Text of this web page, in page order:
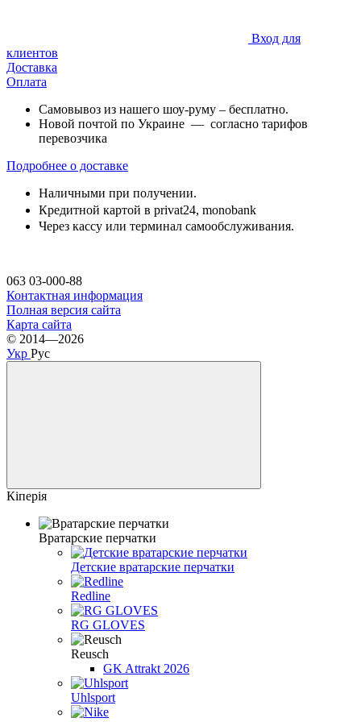
Вход для
клиентов
Доставка
Оплата
Самовывоз из нашего шоу-руму – бесплатно.
Новой почтой по Украине — согласно тарифов
перевозчика
Подробнее о доставке
Наличными при получении.
Кредитной картой в privat24, monobank
Через кассу или терминал самообслуживания.
063 03-000-88
Контактная информация
Полная версия сайта
Карта сайта
© 2014—2026
Укр Рус
Кіперія
Вратарские перчатки
Детские вратарские перчатки
Redline
RG GLOVES
Reusch
GK Attrakt 2026
Uhlsport